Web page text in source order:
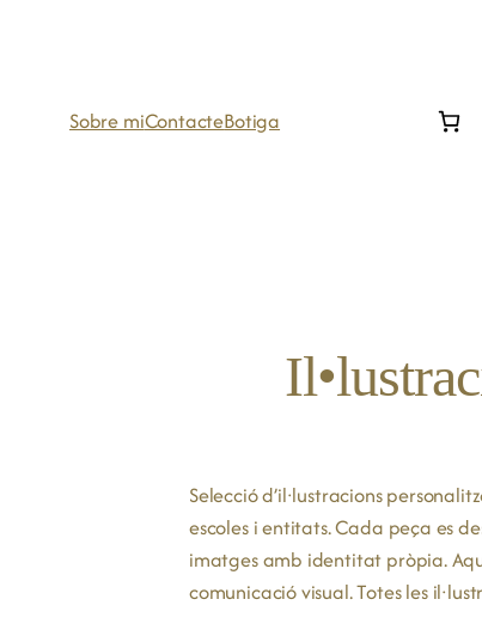
Sobre miContacteBotiga
Selecció d’il·lustracions
escoles i entitats. Cada peça es
imatges amb identitat pròpia.
comunicació visual. Totes les